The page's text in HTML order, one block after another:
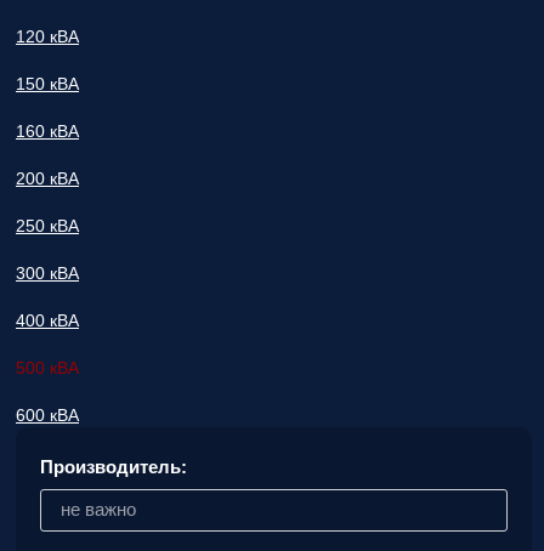
120 кВА
150 кВА
160 кВА
200 кВА
250 кВА
300 кВА
400 кВА
500 кВА
600 кВА
Производитель:
не важно